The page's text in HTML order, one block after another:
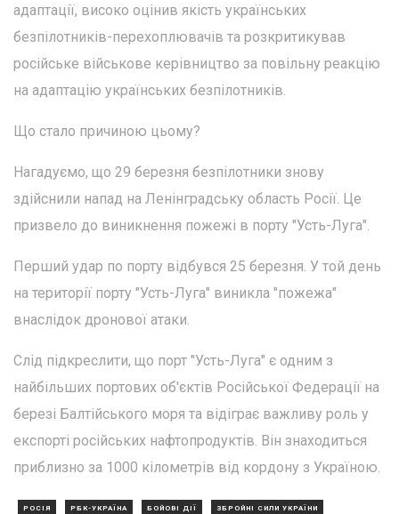
адаптації, високо оцінив якість українських
безпілотників-перехоплювачів та розкритикував
російське військове керівництво за повільну реакцію
на адаптацію українських безпілотників.
Що стало причиною цьому?
Нагадуємо, що 29 березня безпілотники знову
здійснили напад на Ленінградську область Росії. Це
призвело до виникнення пожежі в порту "Усть-Луга".
Перший удар по порту відбувся 25 березня. У той день
на території порту "Усть-Луга" виникла "пожежа"
внаслідок дронової атаки.
Слід підкреслити, що порт "Усть-Луга" є одним з
найбільших портових об'єктів Російської Федерації на
березі Балтійського моря та відіграє важливу роль у
експорті російських нафтопродуктів. Він знаходиться
приблизно за 1000 кілометрів від кордону з Україною.
РОСІЯ РБК-УКРАЇНА БОЙОВІ ДІЇ ЗБРОЙНІ СИЛИ УКРАЇНИ